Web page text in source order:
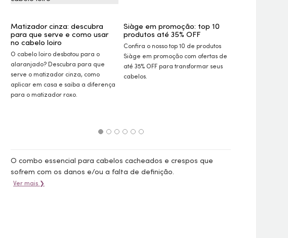
Matizador cinza: descubra
para que serve e como usar
no cabelo loiro
O cabelo loiro desbotou para o
alaranjado? Descubra para que
serve o matizador cinza, como
aplicar em casa e saiba a diferença
para o matizador roxo.
Siàge em promoção: top 10
produtos até 35% OFF
Confira o nosso top 10 de produtos
Siàge em promoção com ofertas de
até 35% OFFpara transformar seus
cabelos.
O combo essencial para cabelos cacheados e crespos que
sofrem com os danos e/ou a falta de definição.
Ver mais ❯